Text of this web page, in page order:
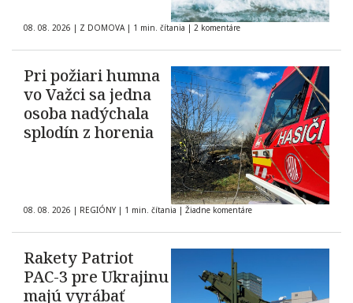
08. 08. 2026 | Z DOMOVA | 1 min. čítania | 2 komentáre
Pri požiari humna
vo Važci sa jedna
osoba nadýchala
splodín z horenia
08. 08. 2026 | REGIÓNY | 1 min. čítania | Žiadne komentáre
Rakety Patriot
PAC-3 pre Ukrajinu
majú vyrábať